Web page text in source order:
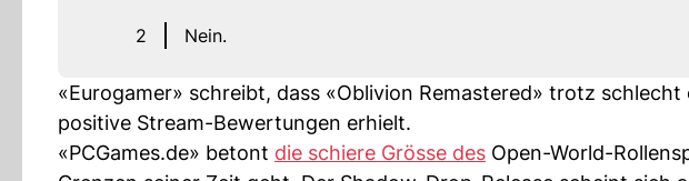
2 Nein.
«Eurogamer» schreibt, dass «Oblivion Remastered» trotz
positive Stream-Bewertungen erhielt.
«PCGames.de» betont die schiere Grösse des Open-World-